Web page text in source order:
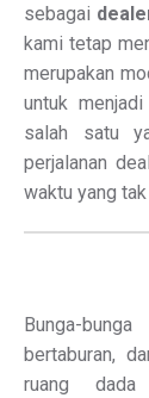
sebagai
kami tetap
merupakan
untuk
salah satu
perjalanan
waktu yang
Bunga-
bertaburan,
ruang